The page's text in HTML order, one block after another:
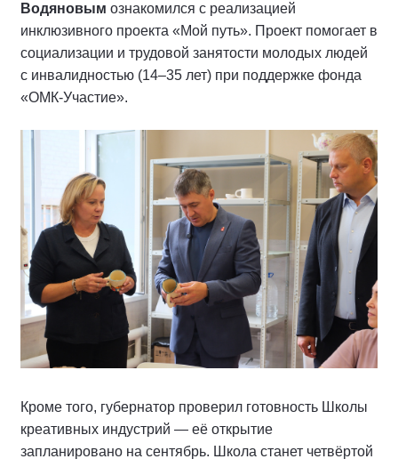
Водяновым ознакомился с реализацией
инклюзивного проекта «Мой путь». Проект помогает в
социализации и трудовой занятости молодых людей
с инвалидностью (14–35 лет) при поддержке фонда
«ОМК-Участие».
Кроме того, губернатор проверил готовность Школы
креативных индустрий — её открытие
запланировано на сентябрь. Школа станет четвёртой